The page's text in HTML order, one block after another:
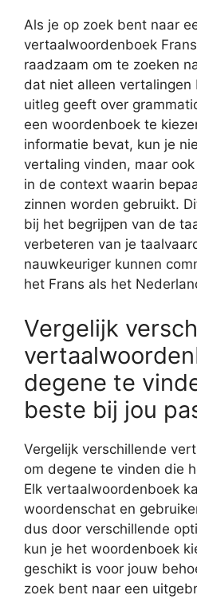
Als je op zoek bent naar
vertaalwoordenboek
raadzaam om te zoeken
dat niet alleen vertalingen
uitleg geeft over
een woordenboek te
informatie bevat, kun je
vertaling vinden, maar
in de context waarin
zinnen worden gebruikt.
bij het begrijpen van de
verbeteren van je
nauwkeuriger kunnen
het Frans als het
Vergelijk
degene te
beste bij jou
Vergelijk verschillende
om degene te vinden die
Elk vertaalwoordenboek
woordenschat en
dus door verschillende
kun je het woordenboek
geschikt is voor jouw
zoek bent naar een